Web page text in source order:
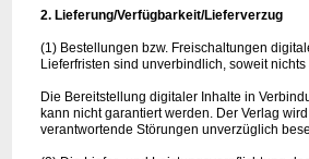
2. Lieferung/Verfügbarkeit/Lieferverzug
(1) Bestellungen bzw. Freischaltungen
Lieferfristen sind unverbindlich, soweit
Die Bereitstellung digitaler Inhalte in
kann nicht garantiert werden. Der Verlag
verantwortende Störungen unverzüglich